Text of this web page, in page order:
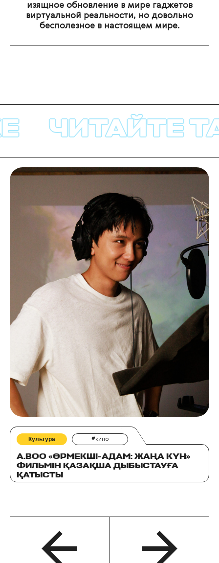
изящное обновление в мире гаджетов
виртуальной реальности, но довольно
бесполезное в настоящем мире.
ЧИТАЙТЕ
Культура #кино
A.BOO «ӨРМЕКШІ-АДАМ: ЖАҢА КҮН»
ФИЛЬМІН ҚАЗАҚША ДЫБЫСТАУҒА
ҚАТЫСТЫ